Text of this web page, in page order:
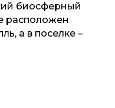
биосферный
расположен
а в поселке –